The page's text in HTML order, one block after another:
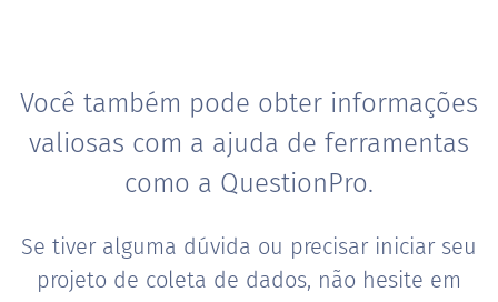
Você também pode obter informações
valiosas com a ajuda de ferramentas
como a QuestionPro.
Se tiver alguma dúvida ou precisar iniciar seu
projeto de coleta de dados, não hesite em